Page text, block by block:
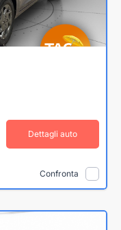
Dettagli auto
Confronta